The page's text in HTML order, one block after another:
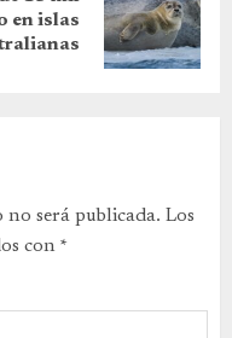
en islas
será publicada. Los
con *